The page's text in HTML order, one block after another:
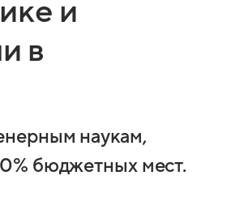
и
в
наукам,
бюджетных мест.